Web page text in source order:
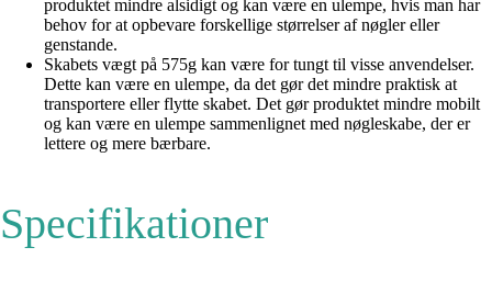
produktet mindre alsidigt og kan være en ulempe, hvis man har
behov for at opbevare forskellige størrelser af nøgler eller
genstande.
Skabets vægt på 575g kan være for tungt til visse anvendelser.
Dette kan være en ulempe, da det gør det mindre praktisk at
transportere eller flytte skabet. Det gør produktet mindre mobilt
og kan være en ulempe sammenlignet med nøgleskabe, der er
lettere og mere bærbare.
Specifikationer